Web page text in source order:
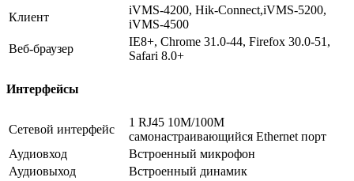
Клиент
iVMS-4200, Hik-Connect,iVMS-5200,
iVMS-4500
Веб-браузер
IE8+, Chrome 31.0-44, Firefox 30.0-51,
Safari 8.0+
Интерфейсы
Сетевой интерфейс
1 RJ45 10M/100M
самонастраивающийся Ethernet порт
Аудиовход
Встроенный микрофон
Аудиовыход
Встроенный динамик